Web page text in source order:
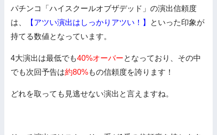
パチンコ「ハイスクールオブザデッド」の演出信頼度
は、
【アツい演出はしっかりアツい！】 といった印象が
持てる数値となっています。
4大演出は最低でも40%オーバーとなっており、その中
でも次回予告は約80%もの信頼度を誇ります！
どれを取っても見逃せない演出と言えますね。